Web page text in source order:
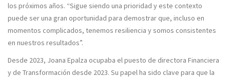
los próximos años. “Sigue siendo una prioridad y este contexto
puede ser una gran oportunidad para demostrar que, incluso en
momentos complicados, tenemos resiliencia y somos consistentes
en nuestros resultados”.
Desde 2023, Joana Epalza ocupaba el puesto de directora Financiera
y de Transformación desde 2023. Su papel ha sido clave para que la